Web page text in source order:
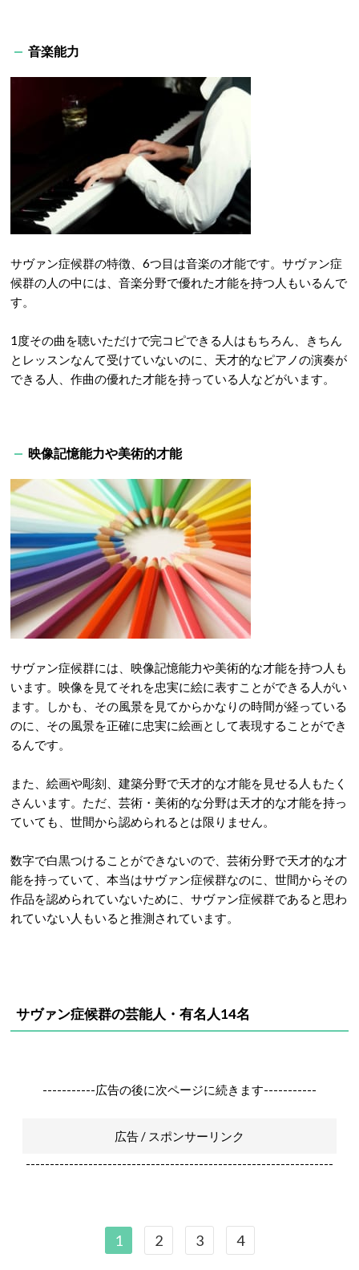
音楽能力
サヴァン症候群の特徴、6つ目は音楽の才能です。サヴァン症
候群の人の中には、音楽分野で優れた才能を持つ人もいるんで
す。
1度その曲を聴いただけで完コピできる人はもちろん、きちん
とレッスンなんて受けていないのに、天才的なピアノの演奏が
できる人、作曲の優れた才能を持っている人などがいます。
映像記憶能力や美術的才能
サヴァン症候群には、映像記憶能力や美術的な才能を持つ人も
います。映像を見てそれを忠実に絵に表すことができる人がい
ます。しかも、その風景を見てからかなりの時間が経っている
のに、その風景を正確に忠実に絵画として表現することができ
るんです。
また、絵画や彫刻、建築分野で天才的な才能を見せる人もたく
さんいます。ただ、芸術・美術的な分野は天才的な才能を持っ
ていても、世間から認められるとは限りません。
数字で白黒つけることができないので、芸術分野で天才的な才
能を持っていて、本当はサヴァン症候群なのに、世間からその
作品を認められていないために、サヴァン症候群であると思わ
れていない人もいると推測されています。
サヴァン症候群の芸能人・有名人14名
-----------広告の後に次ページに続きます-----------
広告 / スポンサーリンク
----------------------------------------------------------------
1 2 3 4